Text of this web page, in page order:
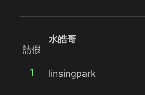
請假
1
水皓哥
linsingpark